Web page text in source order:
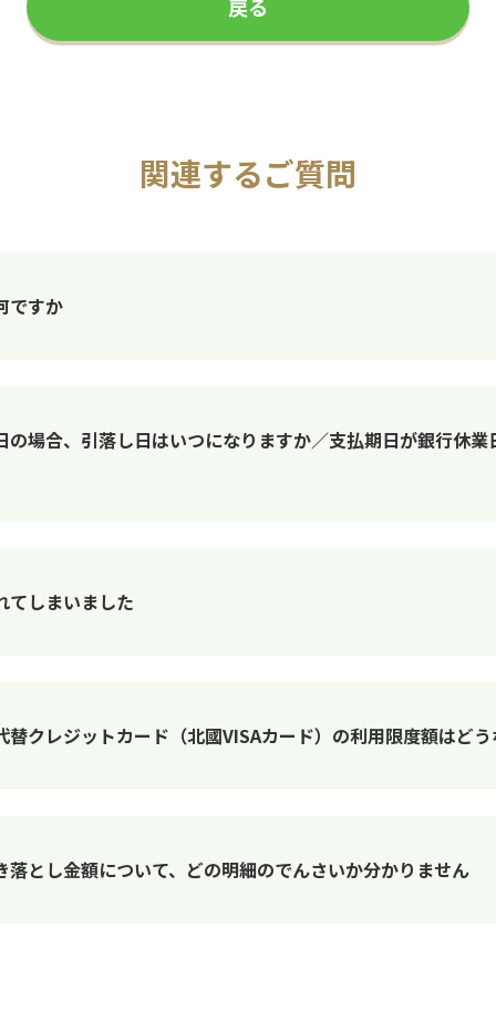
戻る
関連するご質問
ですか
場合、引落し日はいつになりますか／支払期日が銀行休
てしまいました
クレジットカード（北國VISAカード）の利用限度額はど
とし金額について、どの明細のでんさいか分かりません